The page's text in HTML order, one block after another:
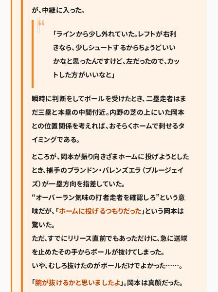
が、中継に入った。
「ラインから少し外れていた。レフトが右利
きなら、少しシュートするからちょうどいい
かなと思ったんですけど、左だったので、カッ
トした方がいいなと」
瞬時に判断をしてボールを受けたとき、二塁走者はま
だ三塁と本塁の中間付近。内野の芝の上にいた岡本
との位置関係を考えれば、おそらくホームで刺せるタ
イミングである。
ところが、岡本が振り向きざまホームに投げようとした
とき、捕手のブランドン・バレンズエラ（ブルージェイ
ズ）が一塁方向を指差していた。
“オーバーラン気味の打者走者を確認しろ”という意
味だが、「ホームに投げるつもりだった 」という岡本は
驚いた。
ただ、すでにリリース直前でもあっただけに、急に送球
を止めたその手からボールが抜けてしまった。
いや、むしろ抜けたのがボールだけでよかった……。
「腕が抜けるかと思いましたよ 」。岡本は真顔だった。